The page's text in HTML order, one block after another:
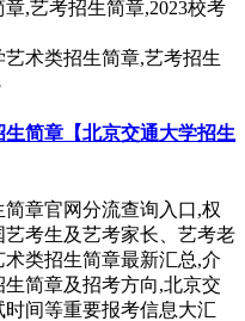
艺术类招生简章,艺考招生
简章【北京交通大学招生
章官网分流查询入口,权
考生及艺考家长、艺考老
类招生简章最新汇总,介
简章及招考方向,北京交
间等重要报考信息大汇